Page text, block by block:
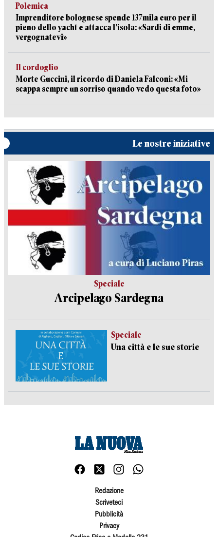
Polemica
Imprenditore bolognese spende 137mila euro per il
pieno dello yacht e attacca l’isola: «Sardi di emme,
vergognatevi»
Il cordoglio
Morte Guccini, il ricordo di Daniela Falconi: «Mi
scappa sempre un sorriso quando vedo questa foto»
Le nostre iniziative
Speciale
Arcipelago Sardegna
Speciale
Una città e le sue storie
Redazione
Scriveteci
Pubblicità
Privacy